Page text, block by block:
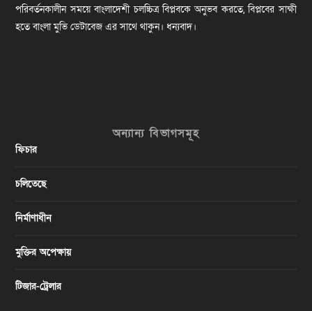
পরিবর্তনকালীন সময়ে বাংলাদেশী চলচ্চিত্র বিপ্লবকে অনুভব করতে, বিপ্লবের সাক্ষী
হতে বাংলা মুভি ডেটাবেজ এর সাথে থাকুন। ধন্যবাদ।
অন্যান্য বিভাগসমূহ
ফিচার
চলিতেছে
নির্মাণাধীন
মুক্তির অপেক্ষায়
টিজার-ট্রেলার